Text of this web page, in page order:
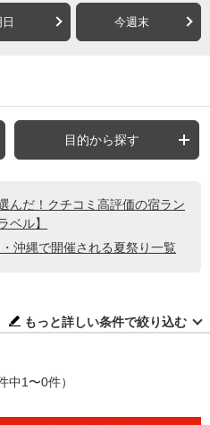
今週末
目的から探す
んだ！クチコミ高評価の宿ラン
ベル】
・沖縄で開催される夏祭り一覧
もっと詳しい条件で絞り込む
中1〜0件）